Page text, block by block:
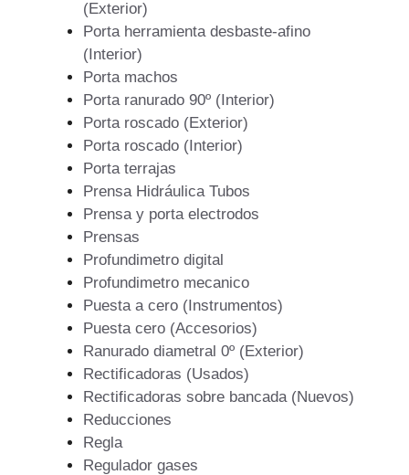
(Exterior)
Porta herramienta desbaste-afino
(Interior)
Porta machos
Porta ranurado 90º (Interior)
Porta roscado (Exterior)
Porta roscado (Interior)
Porta terrajas
Prensa Hidráulica Tubos
Prensa y porta electrodos
Prensas
Profundimetro digital
Profundimetro mecanico
Puesta a cero (Instrumentos)
Puesta cero (Accesorios)
Ranurado diametral 0º (Exterior)
Rectificadoras (Usados)
Rectificadoras sobre bancada (Nuevos)
Reducciones
Regla
Regulador gases